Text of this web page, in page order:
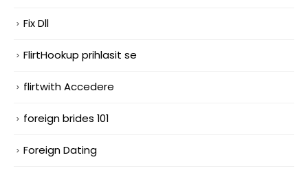
Fix Dll
FlirtHookup prihlasit se
flirtwith Accedere
foreign brides 101
Foreign Dating